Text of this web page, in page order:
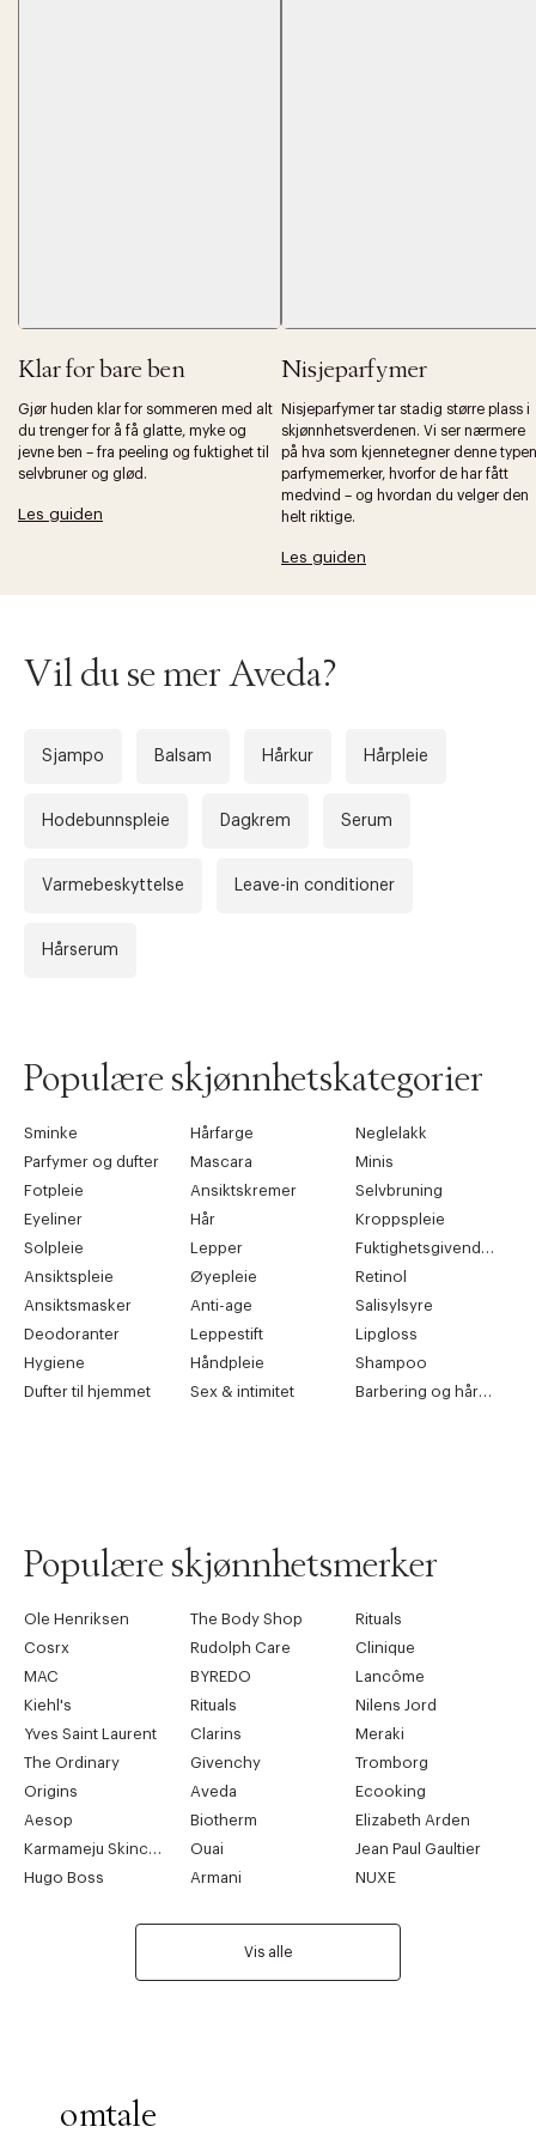
Klar for bare ben
Gjør huden klar for sommeren med alt
du trenger for å få glatte, myke og
jevne ben – fra peeling og fuktighet til
selvbruner og glød.
Les guiden
Nisjeparfymer
Nisjeparfymer tar stadig større plass i
skjønnhetsverdenen. Vi ser nærmere
på hva som kjennetegner denne typen
parfymemerker, hvorfor de har fått
medvind – og hvordan du velger den
helt riktige.
Les guiden
Vil du se mer Aveda?
Sjampo Balsam Hårkur Hårpleie
Hodebunnspleie Dagkrem Serum
Varmebeskyttelse Leave-in conditioner
Hårserum
Populære skjønnhetskategorier
Sminke Hårfarge
Neglelakk
Parfymer og dufter
Mascara
Minis
Fotpleie
Ansiktskremer
Selvbruning
Eyeliner
Hår
Kroppspleie
Solpleie
Lepper
Ansiktspleie
Øyepleie
Retinol
Ansiktsmasker
Anti-age
Salisylsyre
Deodoranter
Leppestift
Lipgloss
Hygiene
Håndpleie
Shampoo
Dufter til hjemmet
Sex & intimitet
Populære skjønnhetsmerker
Ole Henriksen The Body Shop
Rituals
Cosrx
Rudolph Care
Clinique
MAC
BYREDO
Lancôme
Kiehl's
Rituals
Nilens Jord
Yves Saint Laurent
Clarins
Meraki
The Ordinary
Givenchy
Tromborg
Origins
Aveda
Ecooking
Aesop
Biotherm
Elizabeth Arden
Ouai
Jean Paul Gaultier
Hugo Boss
Armani NUXE
Vis alle